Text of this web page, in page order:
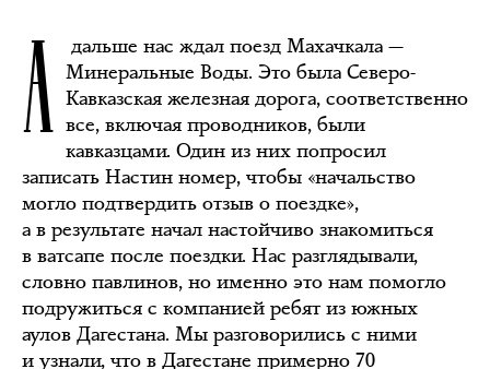
А
дальше нас ждал поезд Махачкала —
Минеральные Воды. Это была Северо-
Кавказская железная дорога, соответственно
все, включая проводников, были
кавказцами. Один из них попросил
записать Настин номер, чтобы «начальство
могло подтвердить отзыв о поездке»,
а в результате начал настойчиво знакомиться
в ватсапе после поездки. Нас разглядывали,
словно павлинов, но именно это нам помогло
подружиться с компанией ребят из южных
аулов Дагестана. Мы разговорились с ними
и узнали, что в Дагестане примерно 70